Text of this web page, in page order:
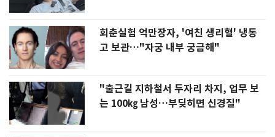
회춘실험 억만장자, '여친 생리혈' 냉동
고 보관…"자궁 내부 궁금해"
"출근길 지하철서 두자리 차지, 업무 보
는 100㎏ 남성…부딪히면 신경질"